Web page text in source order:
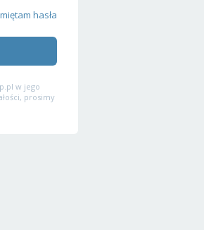
hasła
w jego
prosimy